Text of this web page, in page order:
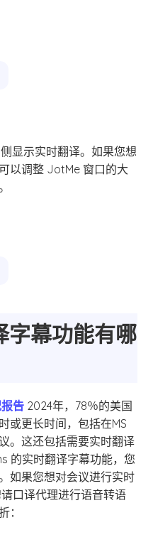
显示实时翻译。如果您想
以调整 JotMe 窗口的大
字幕功能有哪
告 2024年，78％的美国
或更长时间，包括在MS
。这还包括需要实时翻译
的实时翻译字幕功能，您
如果您想对会议进行实时
口译代理进行语音转语
：